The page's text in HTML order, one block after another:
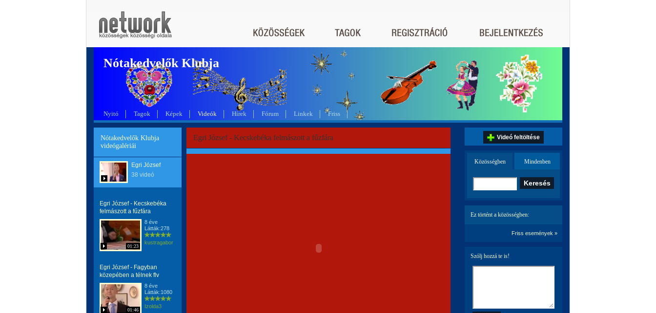
Nótakedvelők Klubja
Nyitó Tagok Képek Videók Hírek Fórum Linkek Friss
Nótakedvelők Klubja
videógalériái
Egri József
38 videó
Egri József - Kecskebéka
felmászott a fűzfára
01:23
8 éve
Látták:278
kustragabor
Egri József - Fagyban
közepében a télnek flv
01:46
8 éve
Látták:1080
Izolda3
Egri József - Kecskebéka felmászott a fűzfára Videó feltöltése
Közösségben Mindenben
Ez történt a közösségben:
Friss események »
Szólj hozzá te is!